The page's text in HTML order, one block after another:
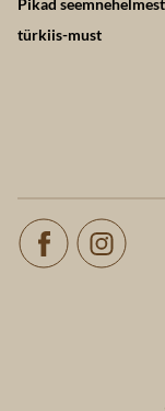
Pikad
türkiis-must